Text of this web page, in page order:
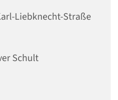
Liebknecht-Straße
Schult